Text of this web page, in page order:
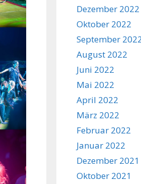
Dezember 2022
Oktober 2022
September
August 2022
Juni 2022
Mai 2022
April 2022
März 2022
Februar 2022
Januar 2022
Dezember 2021
Oktober 2021